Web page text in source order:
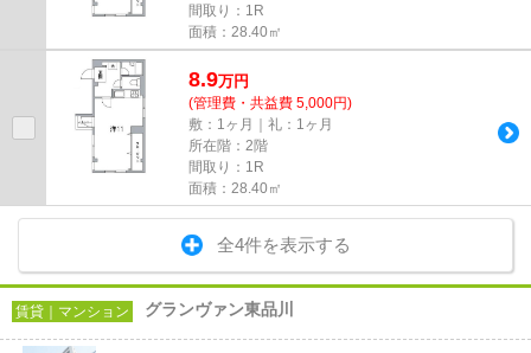
間取り：1R
面積：28.40㎡
8.9万円
(管理費・共益費 5,000円)
敷：1ヶ月｜礼：1ヶ月
所在階：2階
間取り：1R
面積：28.40㎡
全4件を表示する
賃貸｜マンション グランヴァン東品川